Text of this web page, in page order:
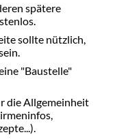
spätere
sollte nützlich,
"Baustelle"
die Allgemeinheit